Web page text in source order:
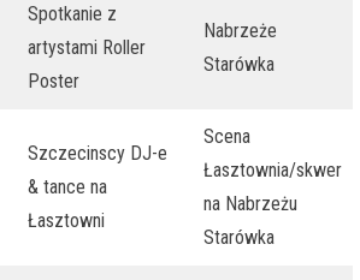
Spotkanie z
artystami Roller
Poster
Nabrzeże
Starówka
Szczecinscy DJ-e
& tance na
Łasztowni
Scena
Łasztownia/skwer
na Nabrzeżu
Starówka